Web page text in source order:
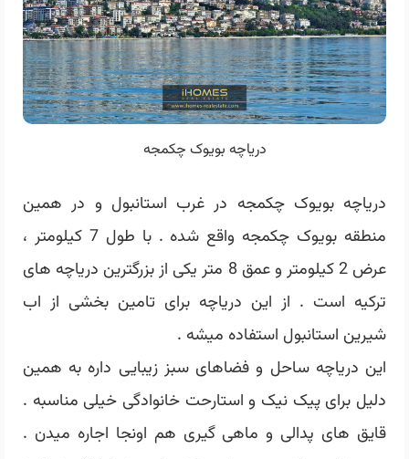
دریاچه بویوک چکمجه
دریاچه بویوک چکمجه در غرب استانبول و در همین
منطقه بویوک چکمجه واقع شده . با طول 7 کیلومتر ،
عرض 2 کیلومتر و عمق 8 متر یکی از بزرگترین دریاچه های
ترکیه است . از این دریاچه برای تامین بخشی از اب
شیرین استانبول استفاده میشه .
این دریاچه ساحل و فضاهای سبز زیبایی داره به همین
دلیل برای پیک نیک و استارحت خانوادگی خیلی مناسبه .
قایق های پدالی و ماهی گیری هم اونجا اجاره میدن .